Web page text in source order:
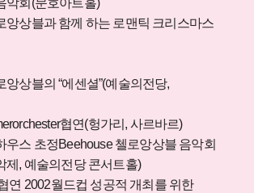
악회(문호아트홀)
앙상블과 함께 하는 로맨틱 크리스마스
앙상블의 “에센셜”(예술의전당,
협연(헝가리, 사르바르)
우스 초정Beehouse 첼로앙상블 음악회
제, 예술의전당 콘서트홀)
연 2002월드컵 성공적 개최를 위한